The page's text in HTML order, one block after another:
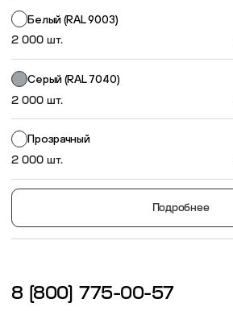
Белый (RAL 9003)
2 000 шт.
Серый (RAL 7040)
2 000 шт.
Прозрачный
2 000 шт.
Подробнее
8 (800) 775-00-57